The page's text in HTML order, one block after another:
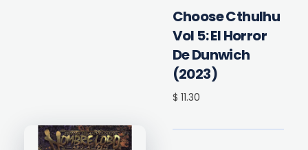
Choose Cthulhu
Vol 5: El Horror
De Dunwich
(2023)
$ 11.30